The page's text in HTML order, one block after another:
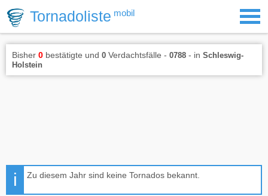
Tornadoliste mobil
Bisher 0 bestätigte und 0 Verdachtsfälle - 0788 - in Schleswig-
Holstein
Zu diesem Jahr sind keine Tornados bekannt.